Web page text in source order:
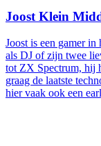
Joost Klein
Joost is een gamer
als DJ of zijn twee
tot ZX Spectrum, hij
graag de laatste
hier vaak ook een